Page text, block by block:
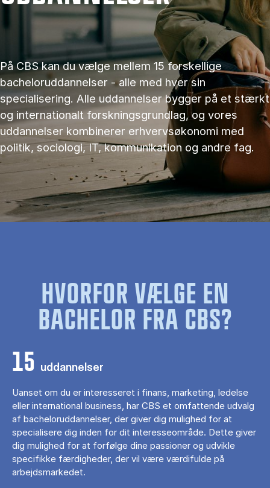
På CBS kan du vælge mellem 15 forskellige
bacheloruddannelser - alle med hver sin
specialisering. Alle uddannelser bygger på et stærkt
og internationalt forskningsgrundlag, og vores
uddannelser kombinerer erhvervsøkonomi med
politik, sociologi, IT, kommunikation og andre fag.
HVORFOR VÆLGE EN
BACHELOR FRA CBS?
15 uddannelser
Uanset om du er interesseret i finans, marketing, ledelse
eller international business, har CBS et omfattende udvalg
af bacheloruddannelser, der giver dig mulighed for at
specialisere dig inden for dit interesseområde. Dette giver
dig mulighed for at forfølge dine passioner og udvikle
specifikke færdigheder, der vil være værdifulde på
arbejdsmarkedet.